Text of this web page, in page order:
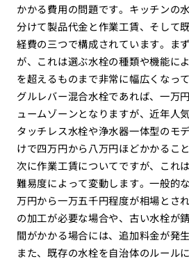
かかる費用の問題です。キッチンの
分けて製品代金と作業工賃、そして
経費の三つで構成されています。ま
が、これは選ぶ水栓の種類や機能に
を超えるものまで非常に幅広くなっ
グルレバー混合水栓であれば、一万
ュームゾーンとなりますが、近年人
タッチレス水栓や浄水器一体型のモ
けで四万円から八万円ほどかかるこ
次に作業工賃についてですが、これ
難易度によって変動します。一般的
万円から一万五千円程度が相場とさ
の加工が必要な場合や、古い水栓が
間がかかる場合には、追加料金が発
また、既存の水栓を自治体のルール